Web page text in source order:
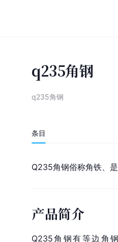
q235角钢
q235角钢
条目
Q235角钢俗称角铁、
产品简介
Q235角钢有等边角